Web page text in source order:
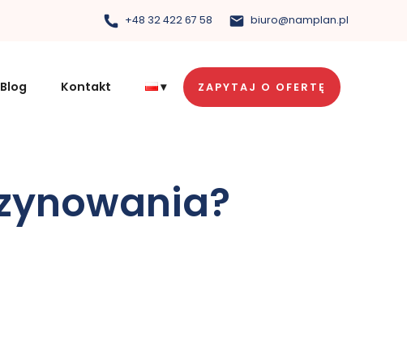
+48 32 422 67 58 biuro@namplan.pl
Blog Kontakt ZAPYTAJ O OFERTĘ